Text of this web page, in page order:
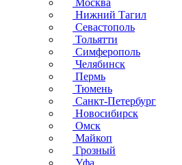
Москва
Нижний Тагил
Севастополь
Тольятти
Симферополь
Челябинск
Пермь
Тюмень
Санкт-Петербург
Новосибирск
Омск
Майкоп
Грозный
Уфа